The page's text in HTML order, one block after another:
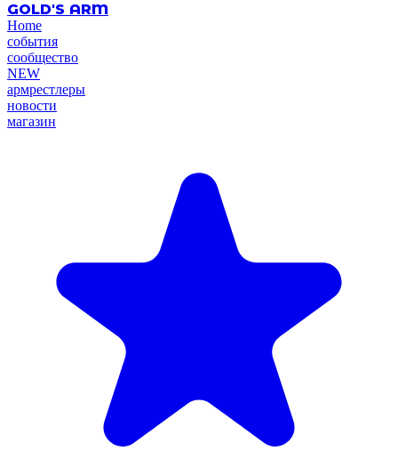
GOLD'S ARM
Home
события
сообщество
NEW
армрестлеры
новости
магазин